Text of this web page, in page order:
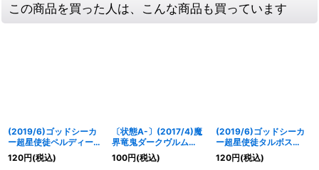
この商品を買った人は、こんな商品も買っています
(2019/6)ゴッドシーカ
ー超星使徒ペルディータ
【C】{SD51-001}
《赤》
120円(税込)
〔状態A-〕(2017/4)魔
界竜鬼ダークヴルム
【R】{SD41-006}
《紫》
100円(税込)
(2019/6)ゴッドシーカ
ー超星使徒タルボス
【C】{SD51-005}
《紫》
120円(税込)